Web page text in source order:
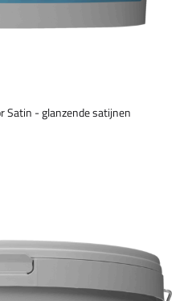
Satin - glanzende satijnen